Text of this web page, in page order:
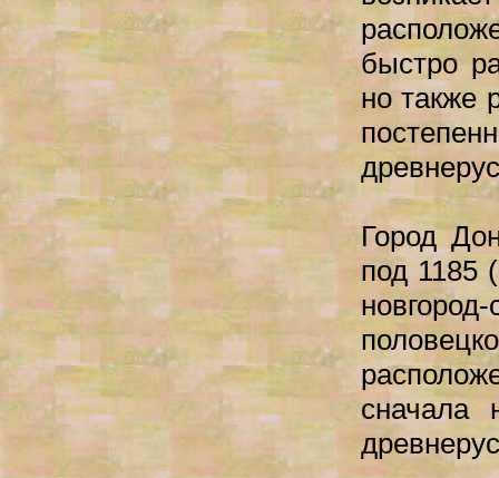
быстро
но также
Город
под 1185
сначала